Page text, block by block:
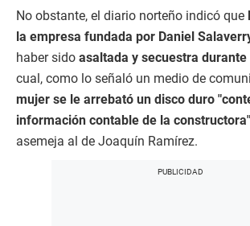
No obstante, el diario norteño indicó que
la empresa fundada por Daniel
haber sido asaltada y secuestra durante
cual, como lo señaló un medio de
mujer se le arrebató un disco duro
información contable de la
asemeja al de Joaquín Ramírez.